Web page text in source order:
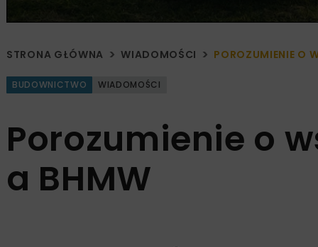
STRONA GŁÓWNA WIADOMOŚCI POROZUMIENIE O
BUDOWNICTWO WIADOMOŚCI
Porozumienie o
a BHMW